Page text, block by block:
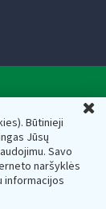
Būtinieji
Jūsų
Savo
naršyklės
informacijos
el.paštas: